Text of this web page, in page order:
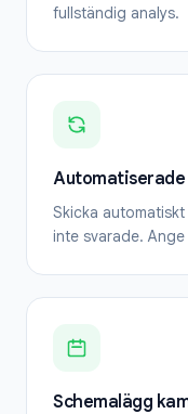
fullständig analys.
Skicka
inte svarade.
Schemalägg